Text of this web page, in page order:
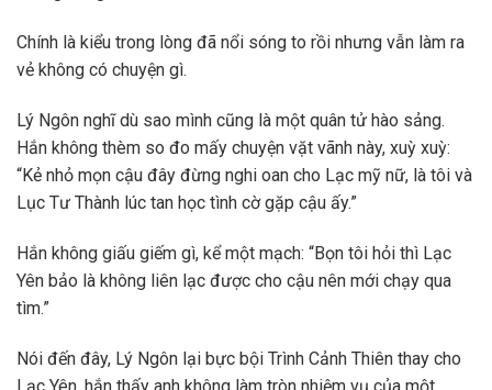
Chính là kiểu trong lòng đã nổi sóng to rồi nhưng vẫn làm ra
vẻ không có chuyện gì.
Lý Ngôn nghĩ dù sao mình cũng là một quân tử hào sảng.
Hắn không thèm so đo mấy chuyện vặt vãnh này, xuỳ xuỳ:
“Kẻ nhỏ mọn cậu đây đừng nghi oan cho Lạc mỹ nữ, là tôi và
Lục Tư Thành lúc tan học tình cờ gặp cậu ấy.”
Hắn không giấu giếm gì, kể một mạch: “Bọn tôi hỏi thì Lạc
Yên bảo là không liên lạc được cho cậu nên mới chạy qua
tìm.”
Nói đến đây, Lý Ngôn lại bực bội Trình Cảnh Thiên thay cho
Lạc Yên, hắn thấy anh không làm tròn nhiệm vụ của một